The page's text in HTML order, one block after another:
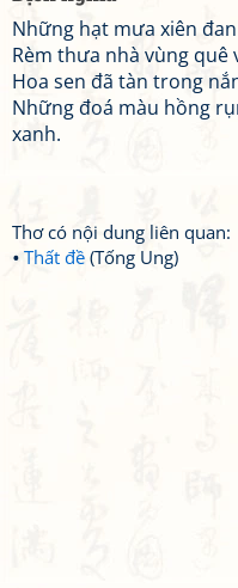
Những hạt mưa xiên
Rèm thưa nhà vùng
Hoa sen đã tàn trong
Những đoá màu hồng
xanh.
Thơ có nội dung liên quan:
Thất đề (Tống Ung)